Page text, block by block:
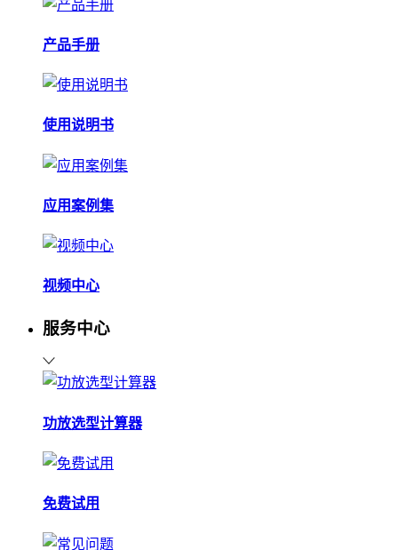
产品手册
使用说明书
应用案例集
视频中心
服务中心
功放选型计算器
免费试用